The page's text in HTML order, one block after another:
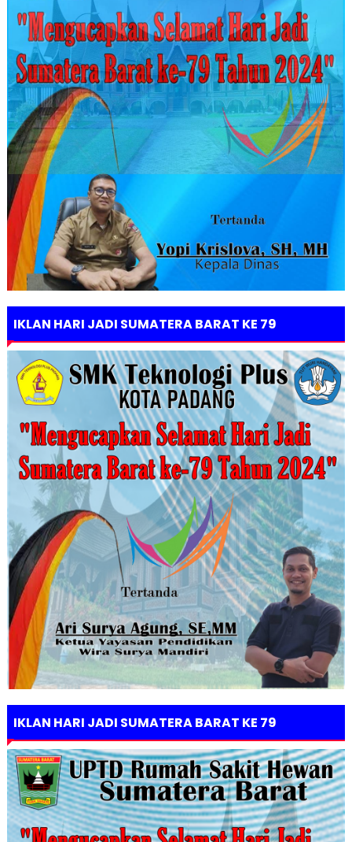
IKLAN HARI JADI SUMATERA BARAT KE 79
IKLAN HARI JADI SUMATERA BARAT KE 79